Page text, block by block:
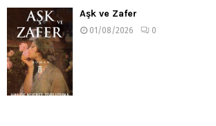
Aşk ve Zafer
01/08/2026 0